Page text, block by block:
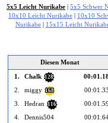
5x5 Leicht Nurikabe | 5x5 Schwer
10x10 Leicht Nurikabe | 10x10
Nurikabe | 15x15 Leicht
Diesen Monat
1.
Chalk 128
2.
miggy 168
00:01.33
3.
Hedran 116
00:01.59
4.
Dennis504